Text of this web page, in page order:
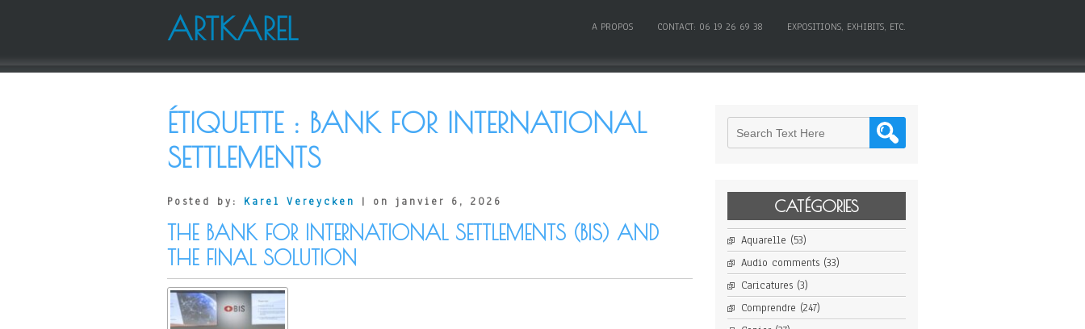
ARTKAREL A PROPOS CONTACT: 06 19 26 69 38 EXPOSITIONS, EXHIBITS, ETC.
ÉTIQUETTE : BANK FOR INTERNATIONAL
SETTLEMENTS
Posted by: Karel Vereycken | on janvier 6, 2026
THE BANK FOR INTERNATIONAL SETTLEMENTS (BIS) AND
THE FINAL SOLUTION
CATÉGORIES
Aquarelle (53)
Audio comments(33)
Caricatures(3)
Comprendre (247)